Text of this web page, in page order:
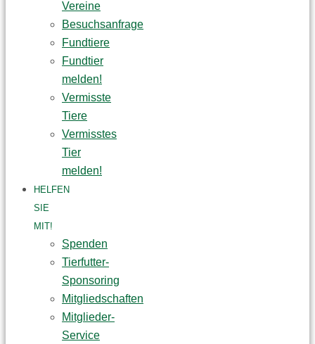
Vereine
Besuchsanfrage
Fundtiere
Fundtier
melden!
Vermisste
Tiere
Vermisstes
Tier
melden!
HELFEN
SIE
MIT!
Spenden
Tierfutter-
Sponsoring
Mitgliedschaften
Mitglieder-
Service